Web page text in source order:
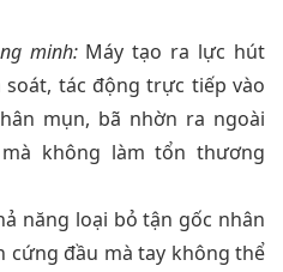
minh:Máy tạo ra lực hút
tác động trực tiếp vào
mụn, bã nhờn ra ngoài
không làm tổn thương
năng loại bỏ tận gốc nhân
cứng đầu mà tay không thể